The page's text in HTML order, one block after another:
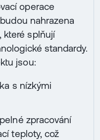
operace
nahrazena
které splňují
standardy.
jsou:
s nízkými
zpracování
teploty, což